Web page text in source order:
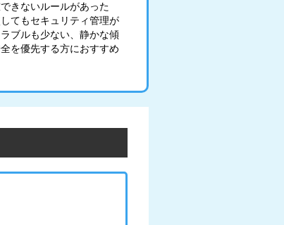
きないルールがあった
てもセキュリティ管理が
ブルも少ない、静かな傾
を優先する方におすすめ